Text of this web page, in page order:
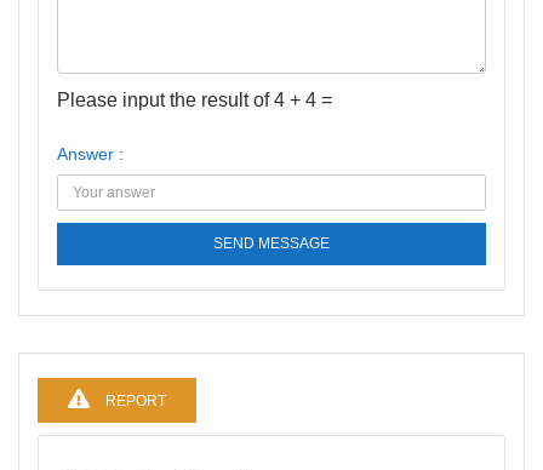
Please input the result of 4 + 4 =
Answer :
SEND MESSAGE
REPORT